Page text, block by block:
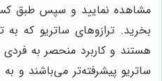
مشاهده نمایید و سپس طبق
بخرید. ترازوهای ساتریو که به
هستند و کاربرد منحصر به فردی
ساتریو پیشرفته‌تر می‌باشند و